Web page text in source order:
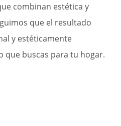
combinan estética y
que el resultado
y estéticamente
que buscas para tu hogar.